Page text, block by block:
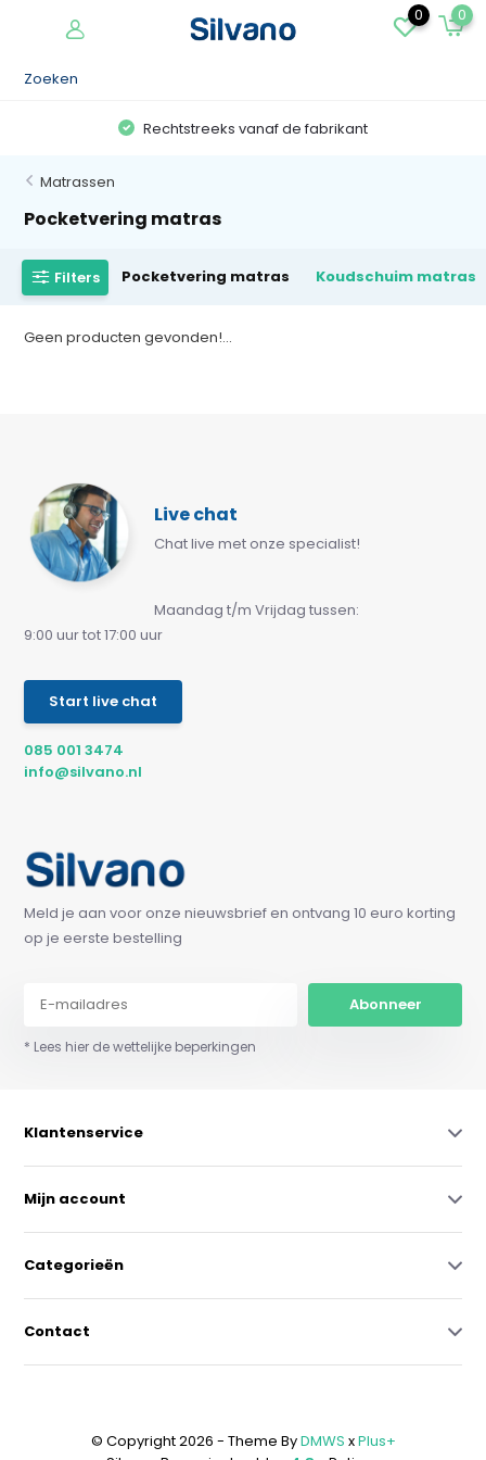
0 0
Rechtstreeks vanaf de fabrikant
Matrassen
Pocketvering matras
Filters Pocketvering matras Koudschuim matras
Geen producten gevonden!...
Live chat
Chat live met onze specialist!
Maandag t/m Vrijdag tussen:
9:00 uur tot 17:00 uur
Start live chat
085 001 3474
info@silvano.nl
Meld je aan voor onze nieuwsbrief en ontvang 10 euro korting
op je eerste bestelling
Abonneer
* Lees hier de wettelijke beperkingen
Klantenservice
Mijn account
Categorieën
Contact
© Copyright 2026 - Theme ByDMWS xPlus+